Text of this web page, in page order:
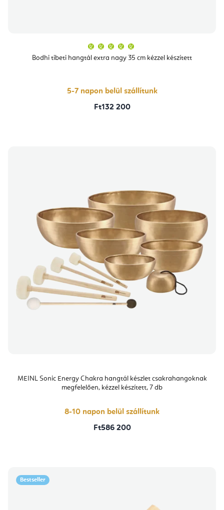
Bodhi tibeti hangtál extra nagy 35 cm kézzel készített
átlagos
értékelése
csillag.
5-7 napon belül szállítunk
Ft132 200
MEINL Sonic Energy Chakra hangtál készlet csakrahangoknak
megfelelően, kézzel készített, 7 db
8-10 napon belül szállítunk
Ft586 200
Bestseller